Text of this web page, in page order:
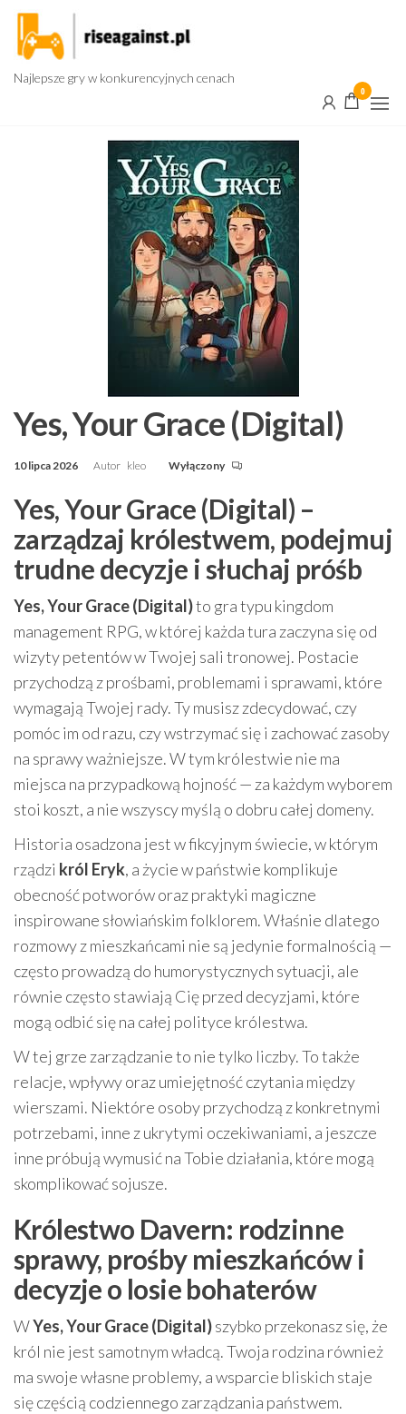
Przejdź
treści
Najlepsze gry w konkurencyjnych cenach
0
Yes, Your Grace (Digital)
10 lipca 2026 Autor kleo Wyłączony
Yes, Your Grace (Digital) –
zarządzaj królestwem, podejmuj
trudne decyzje i słuchaj próśb
Yes, Your Grace (Digital)to gra typu kingdom
management RPG, w której każda tura zaczyna się od
wizyty petentów w Twojej sali tronowej. Postacie
przychodzą z prośbami, problemami i sprawami, które
wymagają Twojej rady. Ty musisz zdecydować, czy
pomóc im od razu, czy wstrzymać się i zachować zasoby
na sprawy ważniejsze. W tym królestwie nie ma
miejsca na przypadkową hojność — za każdym wyborem
stoi koszt, a nie wszyscy myślą o dobru całej domeny.
Historia osadzona jest w fikcyjnym świecie, w którym
rządzi król Eryk, a życie w państwie komplikuje
obecność potworów oraz praktyki magiczne
inspirowane słowiańskim folklorem. Właśnie dlatego
rozmowy z mieszkańcami nie są jedynie formalnością —
często prowadzą do humorystycznych sytuacji, ale
równie często stawiają Cię przed decyzjami, które
mogą odbić się na całej polityce królestwa.
W tej grze zarządzanie to nie tylko liczby. To także
relacje, wpływy oraz umiejętność czytania między
wierszami. Niektóre osoby przychodzą z konkretnymi
potrzebami, inne z ukrytymi oczekiwaniami, a jeszcze
inne próbują wymusić na Tobie działania, które mogą
skomplikować sojusze.
Królestwo Davern: rodzinne
sprawy, prośby mieszkańców i
decyzje o losie bohaterów
WYes, Your Grace (Digital)szybko przekonasz się, że
król nie jest samotnym władcą. Twoja rodzina również
ma swoje własne problemy, a wsparcie bliskich staje
się częścią codziennego zarządzania państwem.